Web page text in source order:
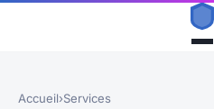
Accueil›Services